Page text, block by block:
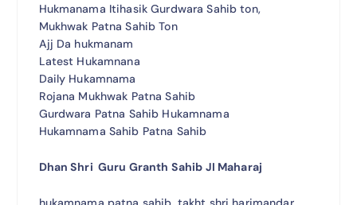
Hukmanama Itihasik Gurdwara Sahib ton,
Mukhwak Patna Sahib Ton
Ajj Da hukmanam
Latest Hukamnana
Daily Hukamnama
Rojana Mukhwak Patna Sahib
Gurdwara Patna Sahib Hukamnama
Hukamnama Sahib Patna Sahib
Dhan Shri Guru Granth Sahib JI Maharaj